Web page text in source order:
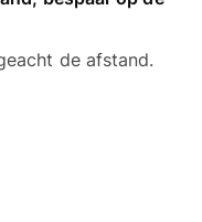
de afstand.